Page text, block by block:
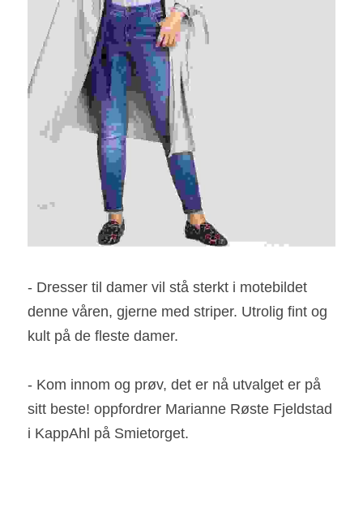
- Dresser til damer vil stå sterkt i motebildet
denne våren, gjerne med striper. Utrolig fint og
kult på de fleste damer.
- Kom innom og prøv, det er nå utvalget er på
sitt beste! oppfordrer Marianne Røste Fjeldstad
i KappAhl på Smietorget.